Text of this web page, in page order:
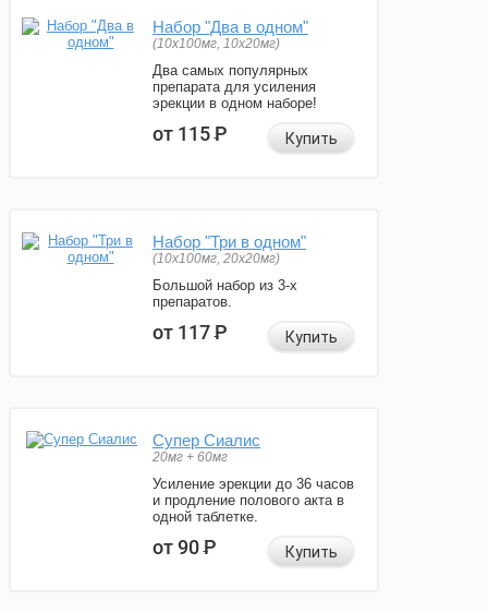
Набор "Два в одном"
(10x100мг, 10x20мг)
Два самых популярных
препарата для усиления
эрекции в одном наборе!
от 115Р Купить
Набор "Три в одном"
(10x100мг, 20x20мг)
Большой набор из 3-х
препаратов.
от 117Р Купить
Супер Сиалис
20мг + 60мг
Усиление эрекции до 36 часов
и продление полового акта в
одной таблетке.
от 90Р Купить